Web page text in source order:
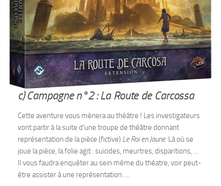
c) Campagne n°2 : La Route de Carcossa
Cette aventure vous mènera au théâtre ! Les investigateurs
vont partir à la suite d’une troupe de théâtre donnant
représentation de la pièce (fictive) Le Roi en Jaune. Là où se
joue la pièce, la folie agit : suicides, meurtres, disparitions, …
Il vous faudra enquêter au sein même du théatre, voir peut-
être assister à une représentation ….